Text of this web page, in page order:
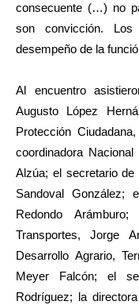
consecuente (…) no
son convicción.
desempeño de la
Al encuentro
Augusto López
Protección
coordinadora
Alzúa; el secretario
Sandoval González;
Redondo
Transportes, Jorge
Desarrollo Agrario,
Meyer Falcón; el
Rodríguez; la